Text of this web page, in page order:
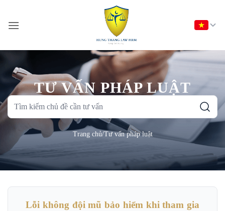
nội
TƯ VẤN PHÁP LUẬT
Tìm
chủ
đề
tư
Trang chủ/Tư vấn pháp luật
Lỗi không đội mũ bảo hiểm khi tham gia